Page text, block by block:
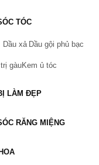
ruột ( Sử dụng được
Kids Baby & Child
trẻ từ 6 tháng tuổi trở
( Sử dụng cho trẻ
chứng ho, đó là do hệ
suy yếu. Để cải thiện
ở trẻ, ba mẹ thường
TÓC
Dầu xả Dầu gội phủ bạc
gàuKem ủ tóc
LÀM ĐẸP
RĂNG MIỆNG